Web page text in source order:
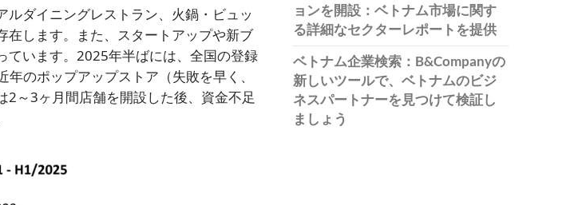
ダイニングレストラン、火鍋・ビュッ
在します。また、スタートアップや新ブ
ています。2025年半ばには、全国の登録
のポップアップストア（失敗を早く、
～3ヶ月間店舗を開設した後、資金不足
ョンを開設：ベトナム市場に関す
る詳細なセクターレポートを提供
ベトナム企業検索：B&Companyの
新しいツールで、ベトナムのビジ
ネスパートナーを見つけて検証し
ましょう